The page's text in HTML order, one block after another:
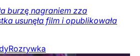
burzę nagraniem zza
usunęła film i opublikowała
Rozrywka